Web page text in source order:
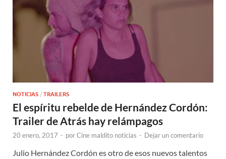
NOTICIAS / TRAILERS
El espíritu rebelde de Hernández Cordón:
Trailer de Atrás hay relámpagos
20 enero, 2017 - porCine maldito noticias - Dejar un comentario
Julio Hernández Cordón es otro de esos nuevos talentos